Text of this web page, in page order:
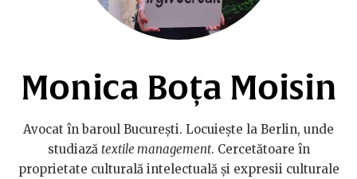
Monica Boța Moisin
Avocat în baroul București. Locuiește la Berlin, unde
studiază textile management. Cercetătoare în
proprietate culturală intelectuală și expresii culturale